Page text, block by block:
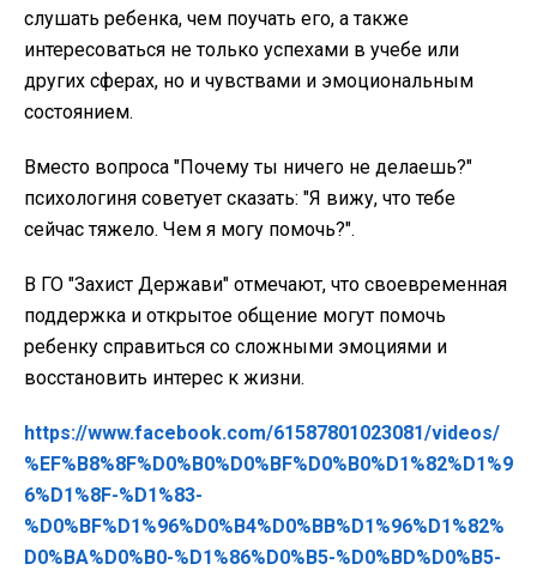
слушать ребенка, чем поучать его, а также
интересоваться не только успехами в учебе или
других сферах, но и чувствами и эмоциональным
состоянием.
Вместо вопроса "Почему ты ничего не делаешь?"
психологиня советует сказать: "Я вижу, что тебе
сейчас тяжело. Чем я могу помочь?".
В ГО "Захист Держави" отмечают, что своевременная
поддержка и открытое общение могут помочь
ребенку справиться со сложными эмоциями и
восстановить интерес к жизни.
https://www.facebook.com/61587801023081/videos/
%EF%B8%8F%D0%B0%D0%BF%D0%B0%D1%82%D1%9
6%D1%8F-%D1%83-
%D0%BF%D1%96%D0%B4%D0%BB%D1%96%D1%82%
D0%BA%D0%B0-%D1%86%D0%B5-%D0%BD%D0%B5-